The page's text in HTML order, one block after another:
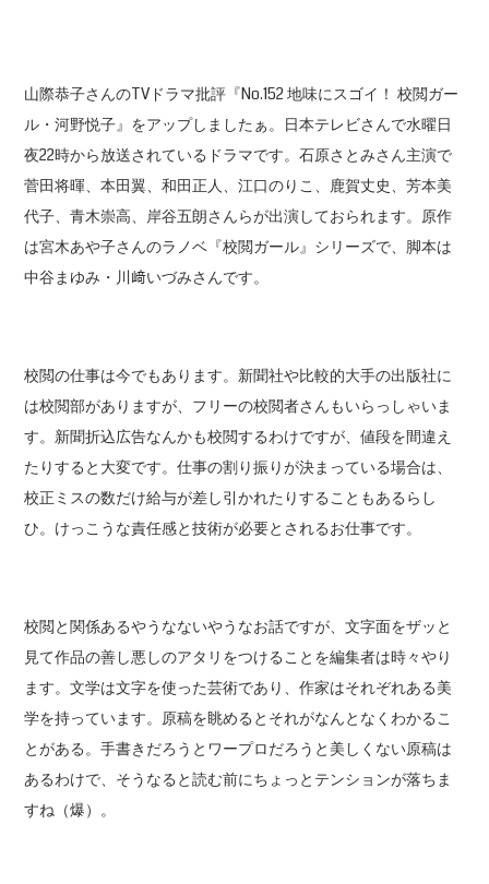
山際恭子さんのTVドラマ批評『No.152 地味にスゴイ！ 校閲ガー
ル・河野悦子』をアップしましたぁ。日本テレビさんで水曜日
夜22時から放送されているドラマです。石原さとみさん主演で
菅田将暉、本田翼、和田正人、江口のりこ、鹿賀丈史、芳本美
代子、青木崇高、岸谷五朗さんらが出演しておられます。原作
は宮木あや子さんのラノベ『校閲ガール』シリーズで、脚本は
中谷まゆみ・川﨑いづみさんです。
校閲の仕事は今でもあります。新聞社や比較的大手の出版社に
は校閲部がありますが、フリーの校閲者さんもいらっしゃいま
す。新聞折込広告なんかも校閲するわけですが、値段を間違え
たりすると大変です。仕事の割り振りが決まっている場合は、
校正ミスの数だけ給与が差し引かれたりすることもあるらし
ひ。けっこうな責任感と技術が必要とされるお仕事です。
校閲と関係あるやうなないやうなお話ですが、文字面をザッと
見て作品の善し悪しのアタリをつけることを編集者は時々やり
ます。文学は文字を使った芸術であり、作家はそれぞれある美
学を持っています。原稿を眺めるとそれがなんとなくわかるこ
とがある。手書きだろうとワープロだろうと美しくない原稿は
あるわけで、そうなると読む前にちょっとテンションが落ちま
すね（爆）。